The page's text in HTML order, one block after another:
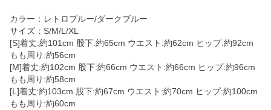
カラー：レトロブルー/ダークブルー
サイズ：S/M/L/XL
[S]着丈:約101cm 股下:約65cm ウエスト:約62cm ヒップ:約92cm
もも周り:約56cm
[M]着丈:約102cm 股下:約66cm ウエスト:約66cm ヒップ:約96cm
もも周り:約58cm
[L]着丈:約103cm 股下:約67cm ウエスト:約70cm ヒップ:約100cm
もも周り:約60cm